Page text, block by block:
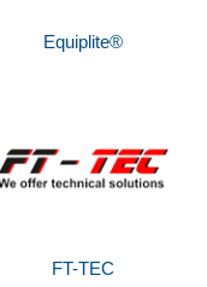
Equiplite®
FT-TEC